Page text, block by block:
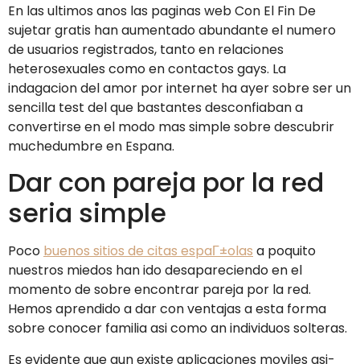
En las ultimos anos las paginas web Con El Fin De
sujetar gratis han aumentado abundante el numero
de usuarios registrados, tanto en relaciones
heterosexuales como en contactos gays. La
indagacion del amor por internet ha ayer sobre ser un
sencilla test del que bastantes desconfiaban a
convertirse en el modo mas simple sobre descubrir
muchedumbre en Espana.
Dar con pareja por la red
seri­a simple
Poco buenos sitios de citas espaГ±olas a poquito
nuestros miedos han ido desapareciendo en el
momento de sobre encontrar pareja por la red.
Hemos aprendido a dar con ventajas a esta forma
sobre conocer familia asi­ como an individuos solteras.
Es evidente que aun existe aplicaciones moviles asi­